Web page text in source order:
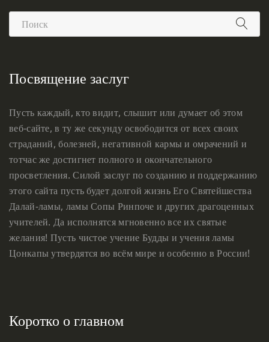
Посвящение заслуг
Пусть каждый, кто видит, слышит или думает об этом
веб-сайте, в ту же секунду освободится от всех своих
страданий, болезней, негативной кармы и омрачений и
тотчас же достигнет полного и окончательного
просветления. Силой заслуг по созданию и поддержанию
этого сайта пусть будет долгой жизнь Его Святейшества
Далай-ламы, ламы Сопы Ринпоче и других драгоценных
учителей. Да исполнятся мгновенно все их святые
желания! Пусть чистое учение Будды и учения ламы
Цонкапы утвердятся во всём мире и особенно в России!
Коротко о главном